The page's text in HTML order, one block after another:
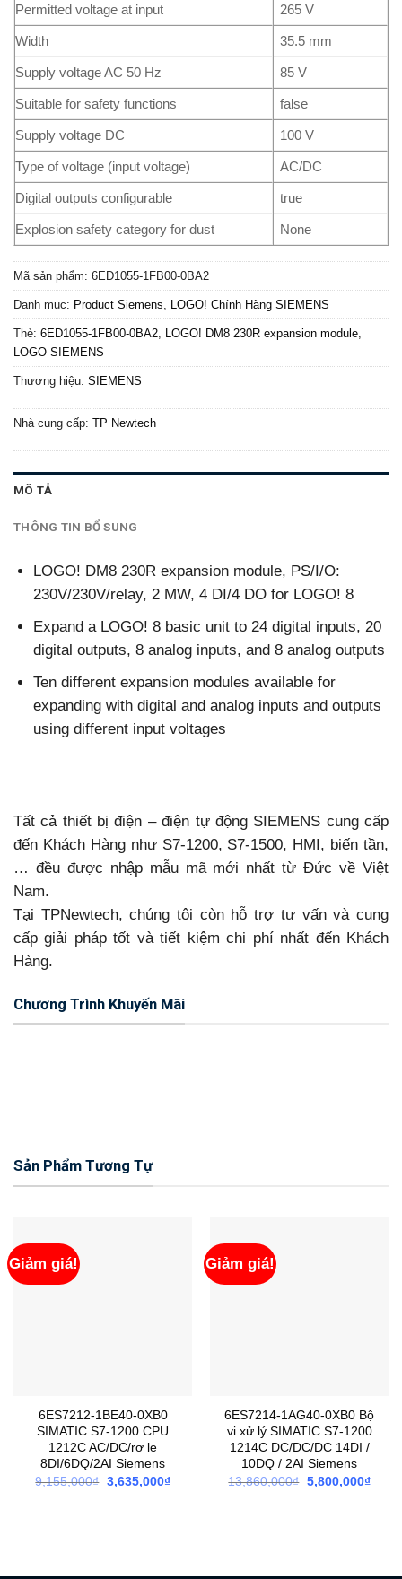
Permitted voltage at input 265 V
Width 35.5 mm
Supply voltage AC 50 Hz 85 V
Suitable for safety functions false
Supply voltage DC 100 V
Type of voltage (input voltage) AC/DC
Digital outputs configurable true
Explosion safety category for dust None
Mã sản phẩm: 6ED1055-1FB00-0BA2
Danh mục: Product Siemens LOGO! Chính Hãng SIEMENS
Thẻ: 6ED1055-1FB00-0BA2 LOGO! DM8 230R expansion module
LOGO SIEMENS
Thương hiệu: SIEMENS
Nhà cung cấp: TP Newtech
MÔ TẢ
THÔNG TIN BỔ SUNG
LOGO! DM8 230R expansion module, PS/I/O:
230V/230V/relay, 2 MW, 4 DI/4 DO for LOGO! 8
Expand a LOGO! 8 basic unit to 24 digital inputs, 20
digital outputs, 8 analog inputs, and 8 analog outputs
Ten different expansion modules available for
expanding with digital and analog inputs and outputs
using different input voltages
Tất cả thiết bị điện – điện tự động SIEMENS cung cấp
đến Khách Hàng như S7-1200, S7-1500, HMI, biến tần,
… đều được nhập mẫu mã mới nhất từ Đức về Việt
Nam.
Tại TPNewtech, chúng tôi còn hỗ trợ tư vấn và cung
cấp giải pháp tốt và tiết kiệm chi phí nhất đến Khách
Hàng.
Chương Trình Khuyến Mãi
Sản Phẩm Tương Tự
Giảm giá!
6ES7212-1BE40-0XB0
SIMATIC S7-1200 CPU
1212C AC/DC/rơ le
8DI/6DQ/2AI Siemens
9,155,000₫ Giá
3,635,000₫Giá
Giảm giá!
6ES7214-1AG40-0XB0 Bộ
vi xử lý SIMATIC S7-1200
1214C DC/DC/DC 14DI /
10DQ / 2AI Siemens
13,860,000₫ Giá
5,800,000₫Giá